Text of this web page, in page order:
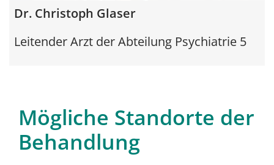
Dr. Christoph Glaser
Leitender Arzt der Abteilung Psychiatrie 5
Mögliche Standorte der
Behandlung